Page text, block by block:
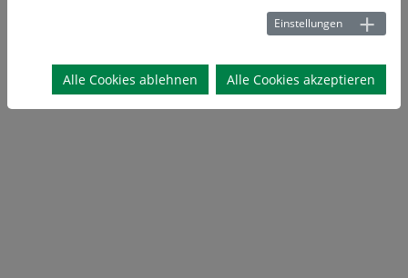
Einstellungen
Alle Cookies ablehnen Alle Cookies akzeptieren